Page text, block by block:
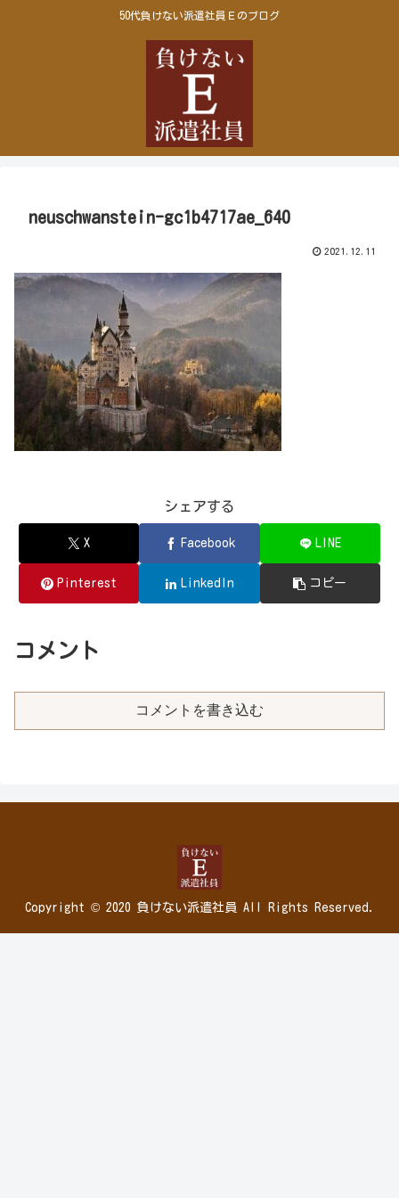
50代負けない派遣社員Ｅのブログ
neuschwanstein-gc1b4717ae_640
2021.12.11
シェアする
X Facebook LINE
Pinterest LinkedIn コピー
コメント
コメントを書き込む
Copyright © 2020 負けない派遣社員 All Rights Reserved.